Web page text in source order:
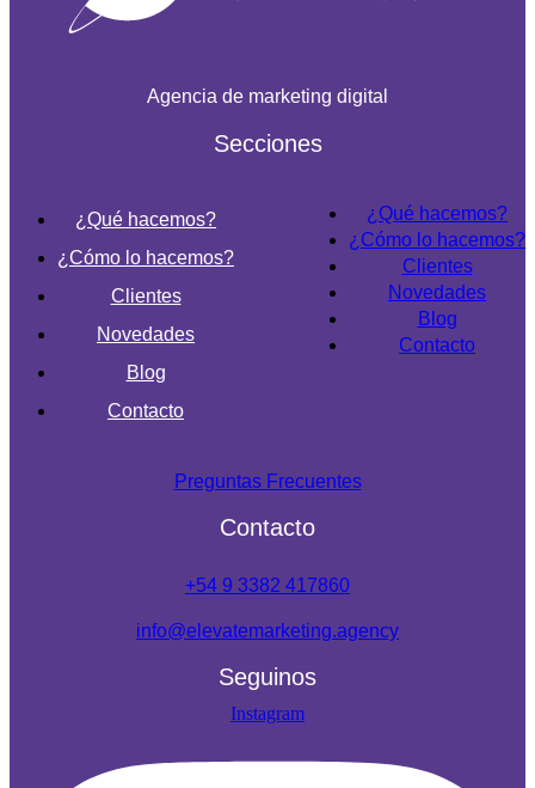
Agencia de marketing digital
Secciones
¿Qué hacemos?
¿Cómo lo hacemos?
Clientes
Novedades
Blog
Contacto
¿Qué hacemos?
¿Cómo lo hacemos?
Clientes
Novedades
Blog
Contacto
Preguntas Frecuentes
Contacto
+54 9 3382 417860
info@elevatemarketing.agency
Seguinos
Instagram